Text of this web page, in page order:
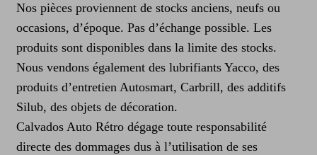
Nos pièces proviennent de stocks anciens, neufs ou
occasions, d’époque. Pas d’échange possible. Les
produits sont disponibles dans la limite des stocks.
Nous vendons également des lubrifiants Yacco, des
produits d’entretien Autosmart, Carbrill, des additifs
Silub, des objets de décoration.
Calvados Auto Rétro dégage toute responsabilité
directe des dommages dus à l’utilisation de ses